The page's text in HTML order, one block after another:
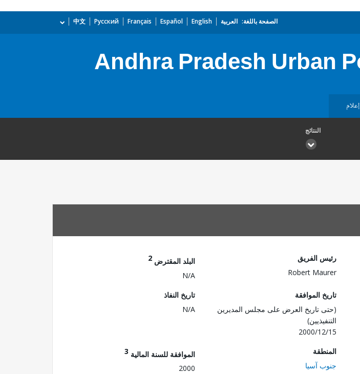
الصفحة باللغة: العربية English
Español
Français
Русский
中文
Andhra Pradesh Urban
النتائج
رئيس الفريق
Robert Maurer
البلد المقترض 2
N/A
تاريخ الموافقة
(حتى تاريخ العرض على مجلس المديرين
التنفيذيين)
2000/12/15
تاريخ النفاذ
N/A
المنطقة
جنوب آسيا
الموافقة للسنة المالية 3
2000